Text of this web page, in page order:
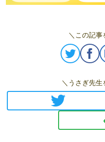
＼この記事
＼うさぎ先生